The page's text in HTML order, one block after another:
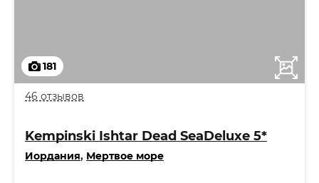
181
46 отзывов
Kempinski Ishtar Dead SeaDeluxe 5*
Иордания, Мертвое море